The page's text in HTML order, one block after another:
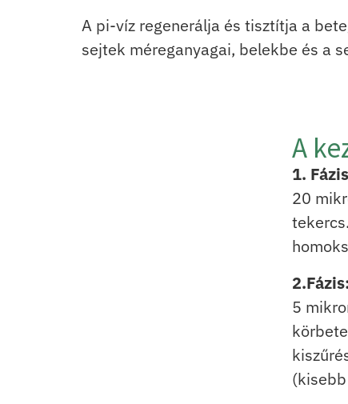
A pi-víz regenerálja és tisztítja a
sejtek méreganyagai, belekbe és a
A
1.
20
2.Fázis:
5